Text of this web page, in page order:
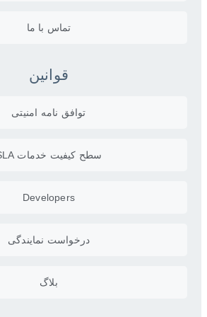
تماس با ما
قوانین
توافق نامه امنیتی
سطح کیفیت خدمات SLA
Developers
درخواست نمایندگی
بلاگ